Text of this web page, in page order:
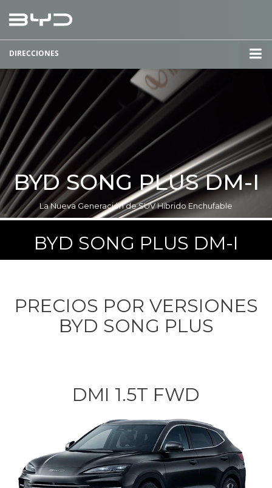
DIRECCIONES
BYD SONG PLUS DM-I
BYD SONG PLUS DM-I
La Nueva Generación de SUV Híbrido Enchufable
PRECIOS POR VERSIONES
BYD SONG PLUS
DMI 1.5T FWD